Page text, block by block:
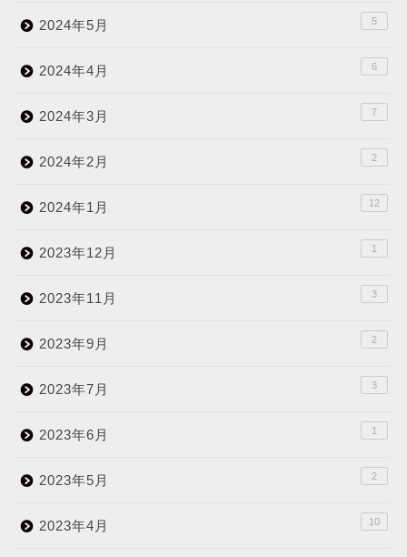
2024年5月 5
2024年4月 6
2024年3月 7
2024年2月 2
2024年1月 12
2023年12月 1
2023年11月 3
2023年9月 2
2023年7月 3
2023年6月 1
2023年5月 2
2023年4月 10